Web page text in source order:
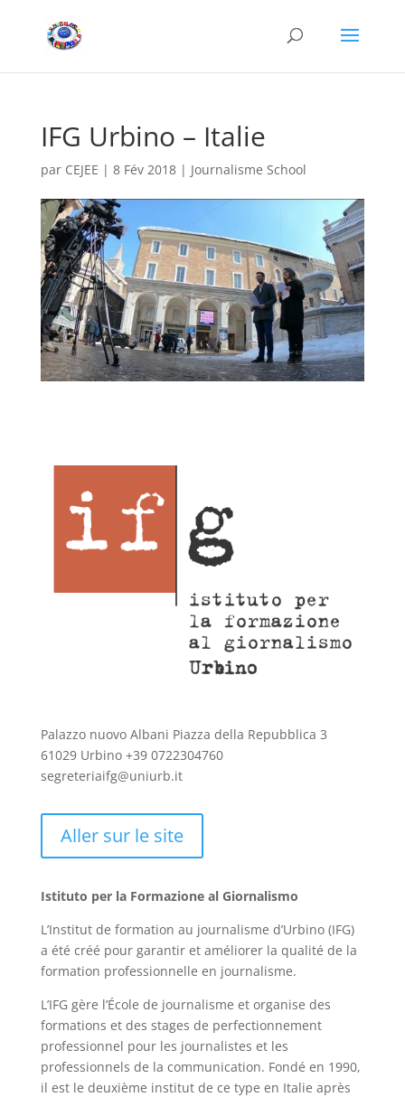
IFG Urbino – Italie
par CEJEE | 8 Fév 2018| Journalisme School
Palazzo nuovo Albani Piazza della Repubblica 3
61029 Urbino +39 0722304760
segreteriaifg@uniurb.it
Aller sur le site
Istituto per la Formazione al Giornalismo
L’Institut de formation au journalisme d’Urbino (IFG)
a été créé pour garantir et améliorer la qualité de la
formation professionnelle en journalisme.
L’IFG gère l’École de journalisme et organise des
formations et des stages de perfectionnement
professionnel pour les journalistes et les
professionnels de la communication. Fondé en 1990,
il est le deuxième institut de ce type en Italie après